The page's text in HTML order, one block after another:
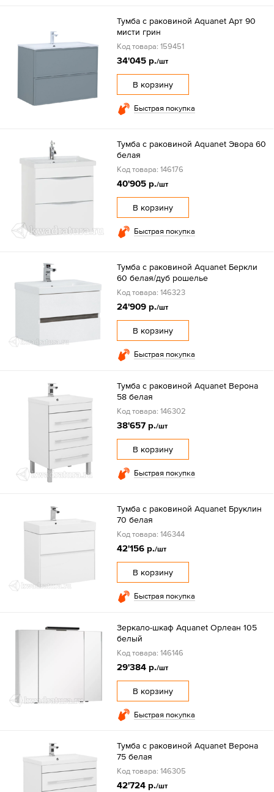
Тумба с раковиной Aquanet Арт 90
мисти грин
Код товара: 159451
34'045 р./шт
В корзину
Быстрая покупка
Тумба с раковиной Aquanet Эвора 60
белая
Код товара: 146176
40'905 р./шт
В корзину
Быстрая покупка
Тумба с раковиной Aquanet Беркли
60 белая/дуб рошелье
Код товара: 146323
24'909 р./шт
В корзину
Быстрая покупка
Тумба с раковиной Aquanet Верона
58 белая
Код товара: 146302
38'657 р./шт
В корзину
Быстрая покупка
Тумба с раковиной Aquanet Бруклин
70 белая
Код товара: 146344
42'156 р./шт
В корзину
Быстрая покупка
Зеркало-шкаф Aquanet Орлеан 105
белый
Код товара: 146146
29'384 р./шт
В корзину
Быстрая покупка
Тумба с раковиной Aquanet Верона
75 белая
Код товара: 146305
42'724 р./шт